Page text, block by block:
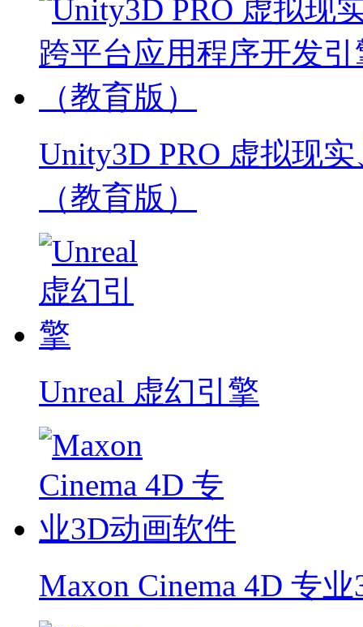
Unity3D PRO 虚拟现
（教育版）
Unreal 虚幻引擎
Maxon Cinema 4D 专